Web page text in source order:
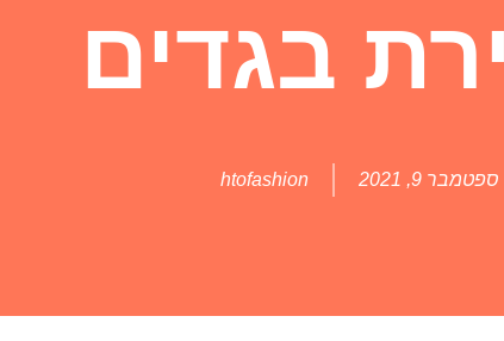
בגדים
ספטמבר 9, 2021 htofashion